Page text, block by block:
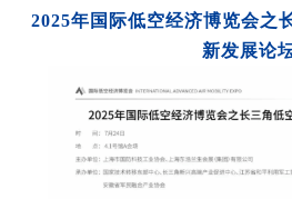
2025年国际低空经济博览会之
新发展论